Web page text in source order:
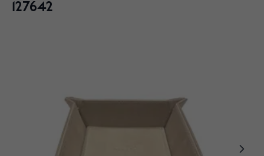
127642